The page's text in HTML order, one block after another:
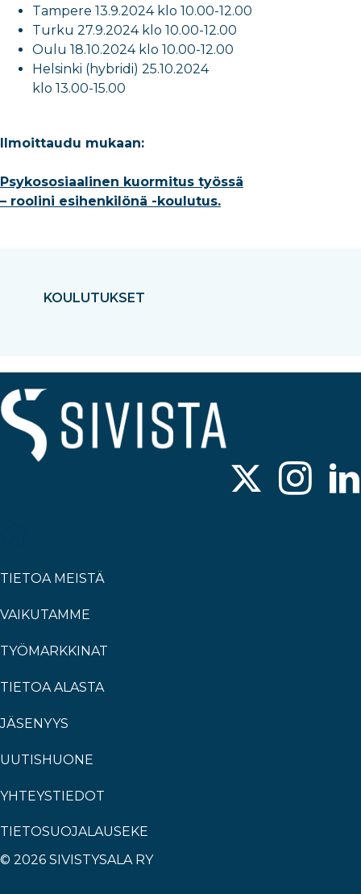
KOULUTUKSET
Tampere 13.9.2024 klo 10.00-12.00
Turku 27.9.2024 klo 10.00-12.00
Oulu 18.10.2024 klo 10.00-12.00
Helsinki (hybridi) 25.10.2024
klo 13.00-15.00
Ilmoittaudu mukaan:
Psykososiaalinen kuormitus työssä
– roolini esihenkilönä -koulutus.
TIETOA MEISTÄ
VAIKUTAMME
TYÖMARKKINAT
TIETOA ALASTA
JÄSENYYS
UUTISHUONE
YHTEYSTIEDOT
TIETOSUOJALAUSEKE
© 2026 SIVISTYSALA RY